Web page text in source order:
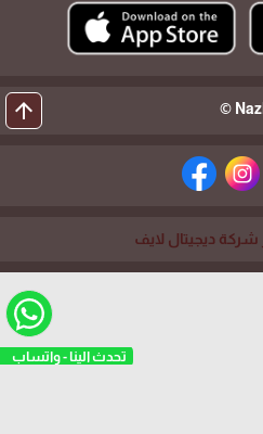
arrow_upward
شركة ديجيتال لايف